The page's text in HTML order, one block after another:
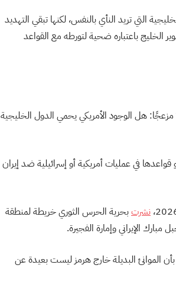
التي تريد النأي بالنفس، لكنها تبقي التهديد
الخليج باعتباره ضحية لتورطه مع القواعد
مزعجًا: هل الوجود الأمريكي يحمي الدول الخليجية
في عمليات أمريكية أو إسرائيلية ضد إيران
نشرتبحرية الحرس الثوري خريطة لمنطقة
الإيراني وإمارة الفجيرة.
الموانئ البديلة خارج هرمز ليست بعيدة عن